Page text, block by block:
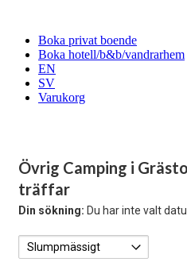
Boka privat boende
Boka hotell/b&b/vandrarhem
EN
SV
Varukorg
Övrig Camping i
träffar
Din sökning: Du har inte valt